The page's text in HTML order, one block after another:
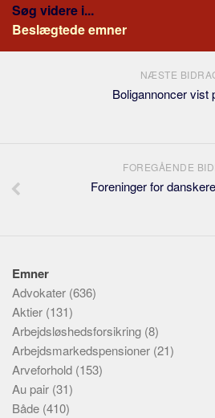
Søg videre i...
Beslægtede emner
NÆSTE
Boligannoncer vist
FOREGÅENDE
Foreninger for
Emner
Advokater (636)
Aktier (131)
Arbejdsløshedsforsikring (8)
Arbejdsmarkedspensioner (21)
Arveforhold (153)
Au pair (31)
Både (410)